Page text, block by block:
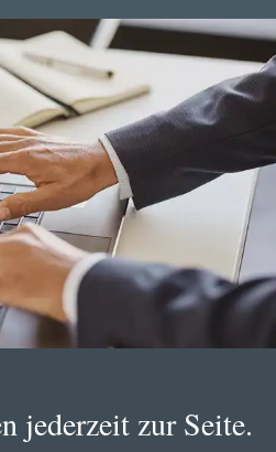
jederzeit zur Seite.